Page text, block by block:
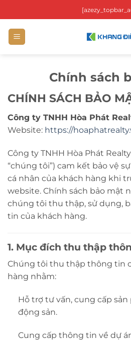
qua
nội
dung
Chính sách
CHÍNH SÁCH BẢO
Công ty TNHH Hòa Phát
Website: https://
Công ty TNHH Hòa Phát
“chúng tôi”) cam kết bảo vệ
cá nhân của khách hàng khi
website. Chính sách bảo mật
chúng tôi thu thập, sử dụng,
tin của khách hàng.
1. Mục đích thu thập
Chúng tôi thu thập thông tin
hàng nhằm:
Hỗ trợ tư vấn, cung cấp
động sản.
Cung cấp thông tin về dự